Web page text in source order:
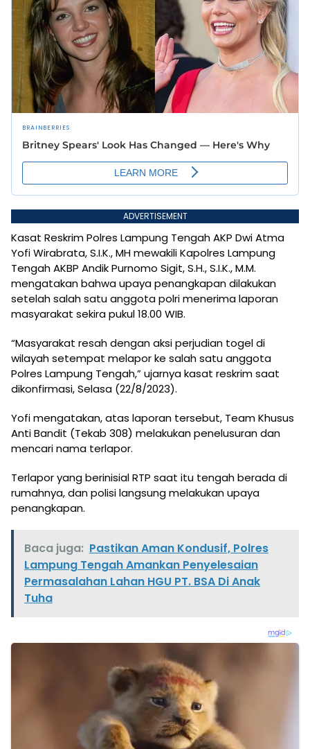
ADVERTISEMENT
Kasat Reskrim Polres Lampung Tengah AKP Dwi Atma
Yofi Wirabrata, S.I.K., MH mewakili Kapolres Lampung
Tengah AKBP Andik Purnomo Sigit, S.H., S.I.K., M.M.
mengatakan bahwa upaya penangkapan dilakukan
setelah salah satu anggota polri menerima laporan
masyarakat sekira pukul 18.00 WIB.
“Masyarakat resah dengan aksi perjudian togel di
wilayah setempat melapor ke salah satu anggota
Polres Lampung Tengah,” ujarnya kasat reskrim saat
dikonfirmasi, Selasa (22/8/2023).
Yofi mengatakan, atas laporan tersebut, Team Khusus
Anti Bandit (Tekab 308) melakukan penelusuran dan
mencari nama terlapor.
Terlapor yang berinisial RTP saat itu tengah berada di
rumahnya, dan polisi langsung melakukan upaya
penangkapan.
Baca juga: Pastikan Aman Kondusif, Polres
Lampung Tengah Amankan Penyelesaian
Permasalahan Lahan HGU PT. BSA Di Anak
Tuha